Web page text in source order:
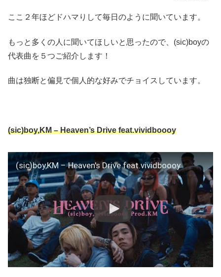
ここ２年ほどドハマりして毎日のように聞いています。
もっと多くの人に聞いてほしいと思ったので、(sic)boyの
代表曲を５つご紹介します！
曲は独断と偏見で個人的な好みでチョイスしています。
(sic)boy,KM – Heaven’s Drive feat.vividboooy
(sic)boy,KM – Heaven's Drive feat.vividboooy